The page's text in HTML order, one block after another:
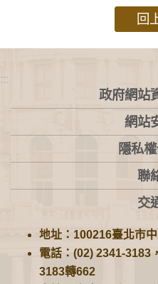
回
:::
政府網站
網站
隱私
聯
交
地址：100216臺北市
電話：(02) 2341-3183
3183轉662